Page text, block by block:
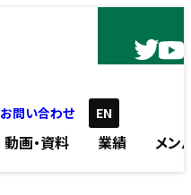
お問い合わせ EN
動画・資料 業績 メン